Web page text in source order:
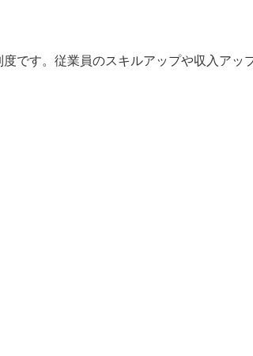
です。従業員のスキルアップや収入アッ